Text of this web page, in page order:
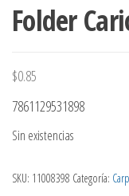
Folder
$0.85
7861129531898
Sin existencias
SKU: 11008398 Categoría: